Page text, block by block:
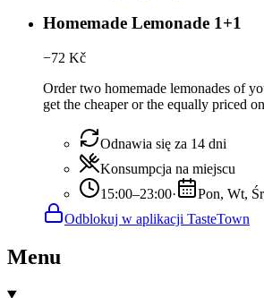
Homemade Lemonade 1+1
−72 Kč
Order two homemade lemonades of
get the cheaper or the equally priced
Odnawia się za 14 dni
Konsumpcja na miejscu
15:00–23:00· Pon, Wt,
Odblokuj w aplikacji TasteTown
Menu